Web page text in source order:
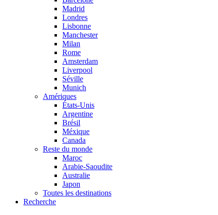
Madrid
Londres
Lisbonne
Manchester
Milan
Rome
Amsterdam
Liverpool
Séville
Munich
Amériques
États-Unis
Argentine
Brésil
Méxique
Canada
Reste du monde
Maroc
Arabie-Saoudite
Australie
Japon
Toutes les destinations
Recherche